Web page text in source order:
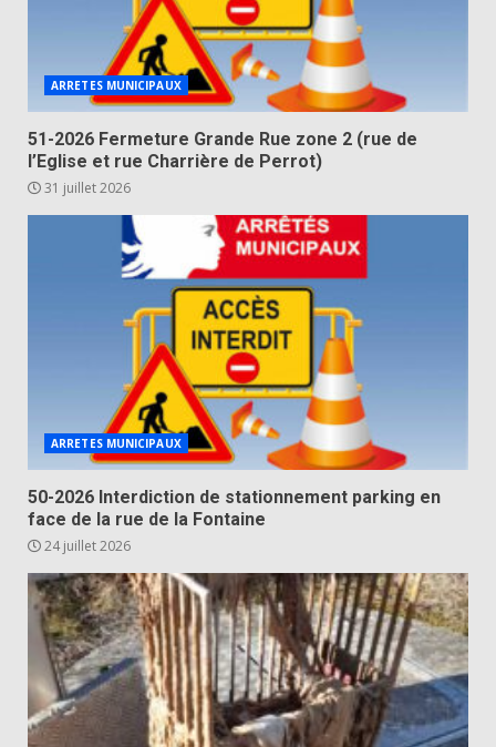
ARRETES MUNICIPAUX
51-2026 Fermeture Grande Rue zone 2 (rue de
l’Eglise et rue Charrière de Perrot)
31 juillet 2026
ARRETES MUNICIPAUX
50-2026 Interdiction de stationnement parking en
face de la rue de la Fontaine
24 juillet 2026